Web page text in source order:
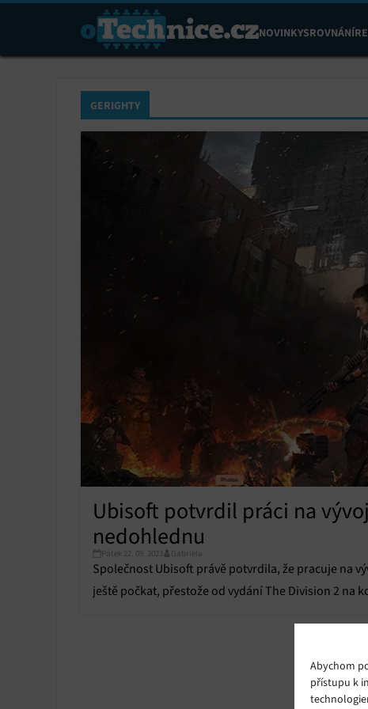
Abychom
přístupu k
NOVINKYSROVNÁNÍ
GERIGHTY
Ubisoft potvrdil práci na
nedohlednu
Pátek 22. 09. 2023 Gabriela
Společnost Ubisoft právě potvrdila, že pracuje na
ještě počkat, přestože od vydání The Division 2 na